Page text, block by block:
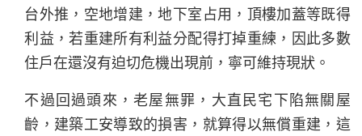
台外推，空地增建，地下室占用，頂樓加蓋等既得
利益，若重建所有利益分配得打掉重練，因此多數
住戶在還沒有迫切危機出現前，寧可維持現狀。
不過回過頭來，老屋無罪，大直民宅下陷無關屋
齡，建築工安導致的損害，就算得以無償重建，這